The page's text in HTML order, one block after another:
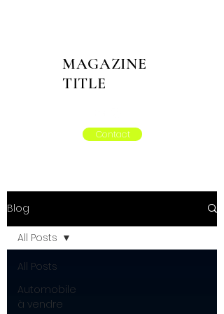
MAGAZINE
TITLE
Contact
Blog
All Posts
Automobile
à vendre
All Posts